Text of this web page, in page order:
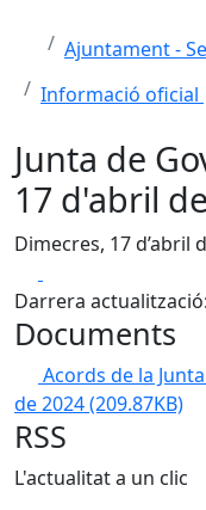
Ajuntament -
Informació oficial
Junta de
17 d'abril
Dimecres, 17 d’abril
Darrera
Documents
Acords de la
de 2024(209.87KB)
RSS
L'actualitat a un clic